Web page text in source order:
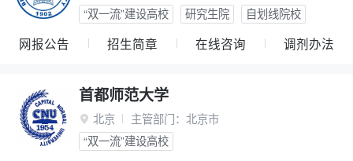
“双一流”建设高校
研究生院 自划线院校
网报公告 招生简章 在线咨询 调剂办法
首都师范大学
 北京 主管部门： 北京市
“双一流”建设高校